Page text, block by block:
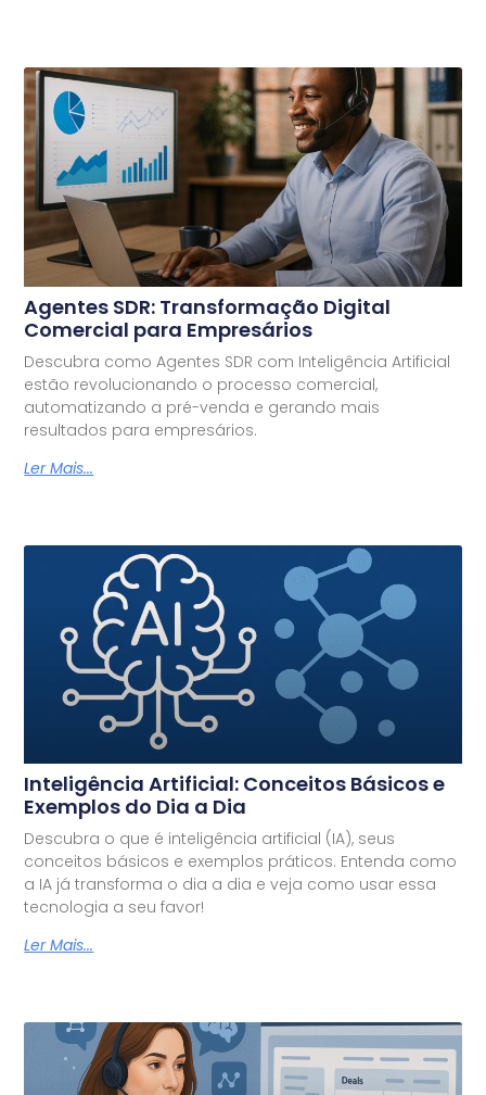
Agentes SDR: Transformação Digital
Comercial para Empresários
Descubra como Agentes SDR com Inteligência Artificial
estão revolucionando o processo comercial,
automatizando a pré-venda e gerando mais
resultados para empresários.
Ler Mais...
Inteligência Artificial: Conceitos Básicos e
Exemplos do Dia a Dia
Descubra o que é inteligência artificial (IA), seus
conceitos básicos e exemplos práticos. Entenda como
a IA já transforma o dia a dia e veja como usar essa
tecnologia a seu favor!
Ler Mais...